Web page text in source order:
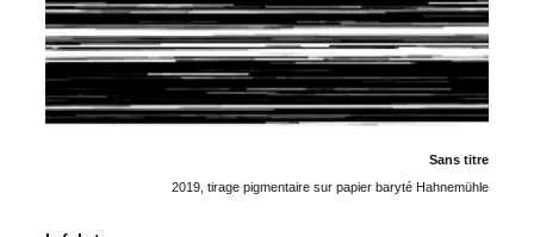
Sans titre
2019, tirage pigmentaire sur papier baryté Hahnemühle